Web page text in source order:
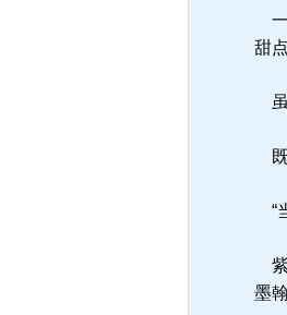
一
甜点
虽
既
“
紫
墨